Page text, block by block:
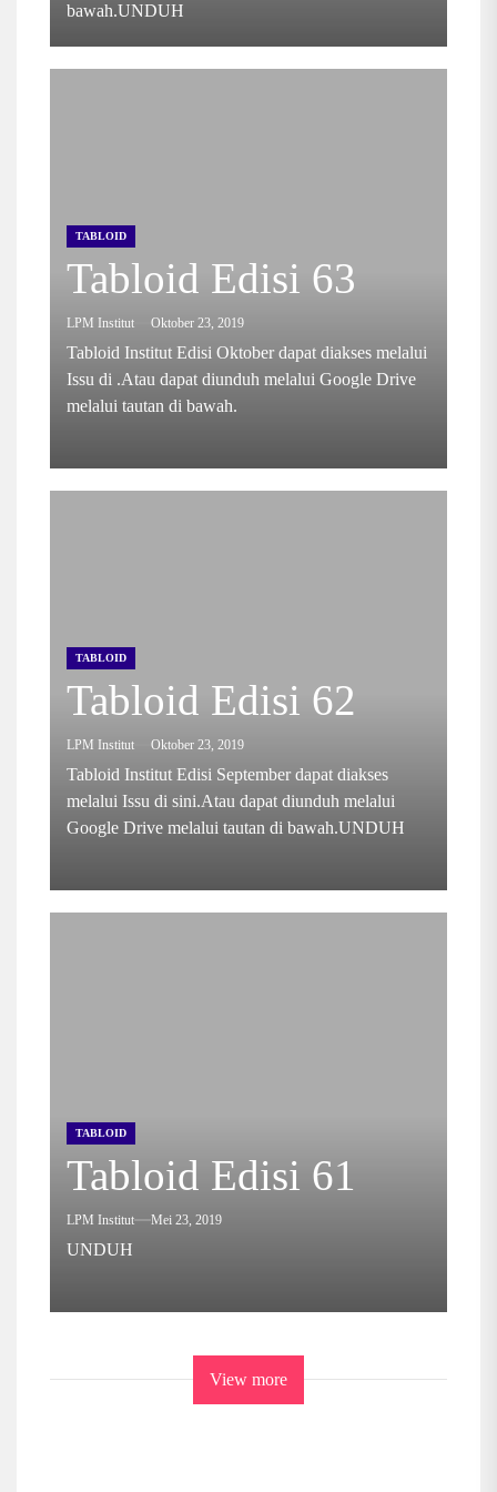
bawah.UNDUH
TABLOID
Tabloid Edisi 63
LPM Institut Oktober 23, 2019
Tabloid Institut Edisi Oktober dapat diakses melalui
Issu di .Atau dapat diunduh melalui Google Drive
melalui tautan di bawah.
TABLOID
Tabloid Edisi 62
LPM Institut Oktober 23, 2019
Tabloid Institut Edisi September dapat diakses
melalui Issu di sini.Atau dapat diunduh melalui
Google Drive melalui tautan di bawah.UNDUH
TABLOID
Tabloid Edisi 61
LPM Institut Mei 23, 2019
UNDUH
View more